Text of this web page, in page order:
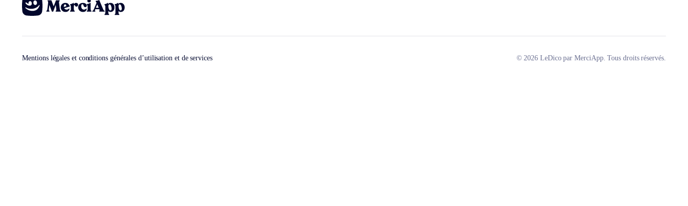
Mentions légales et conditions générales d’utilisation et de services © 2026 LeDico par MerciApp. Tous droits réservés.